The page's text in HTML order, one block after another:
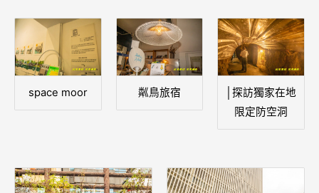
space moor 粼鳥旅宿
│探訪獨家在地
限定防空洞